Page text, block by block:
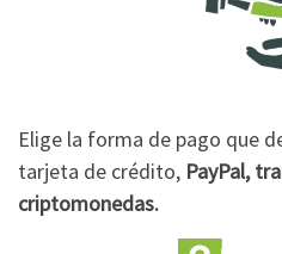
Elige la forma de pago que
tarjeta de crédito, PayPal,
criptomonedas.